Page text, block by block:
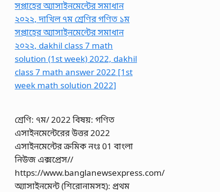
শ্রেণি: ৭ম/ 2022 বিষয়: গণিত
এসাইনমেন্টেরের উত্তর 2022
এসাইনমেন্টের ক্রমিক নংঃ 01 বাংলা
নিউজ এক্সপ্রেস//
https://www.banglanewsexpress.com/
অ্যাসাইনমেন্ট (শিরোনামসহ): প্রথম